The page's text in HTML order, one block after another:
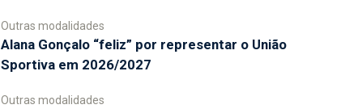
Outras modalidades
Alana Gonçalo “feliz” por representar o União
Sportiva em 2026/2027
Outras modalidades